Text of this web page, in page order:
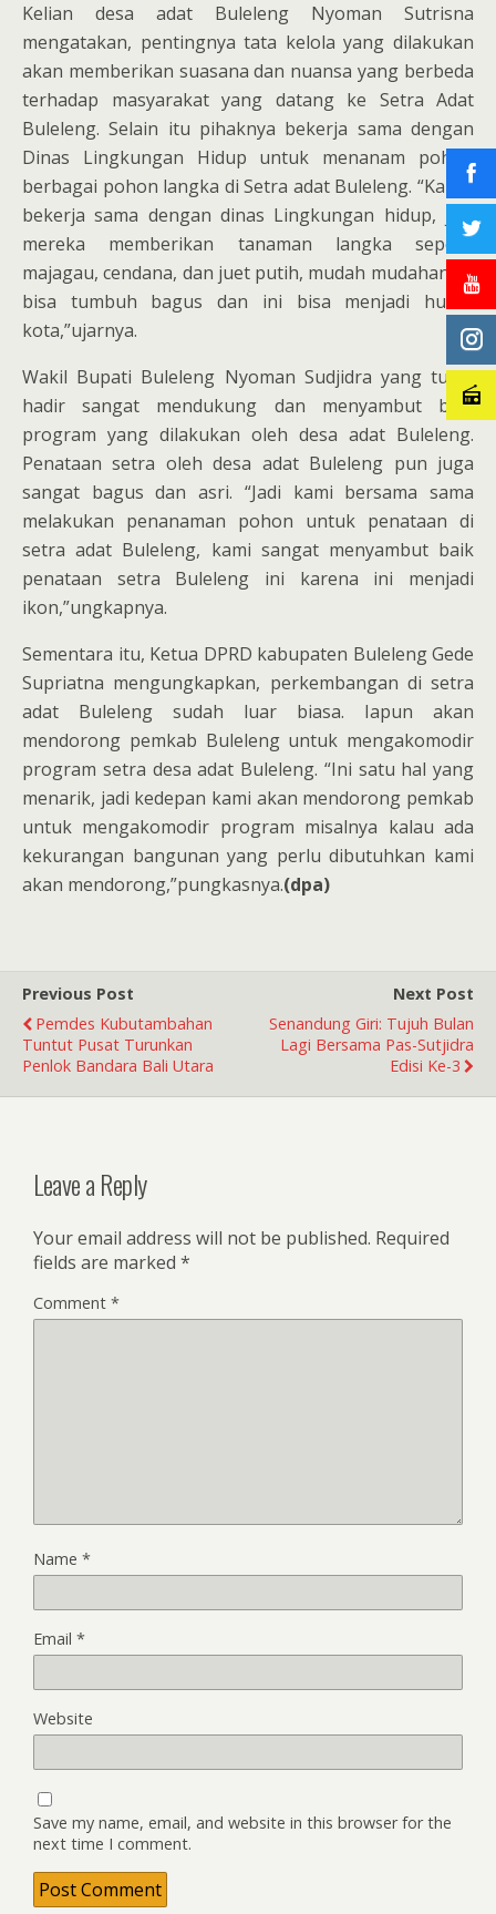
Kelian desa adat Buleleng Nyoman Sutrisna
mengatakan, pentingnya tata kelola yang dilakukan
akan memberikan suasana dan nuansa yang berbeda
terhadap masyarakat yang datang ke Setra Adat
Buleleng. Selain itu pihaknya bekerja sama dengan
Dinas Lingkungan Hidup untuk menanam pohon
berbagai pohon langka di Setra adat Buleleng. “Kamis
bekerja sama dengan dinas Lingkungan hidup, jadi
mereka memberikan tanaman langka seperti
majagau, cendana, dan juet putih, mudah mudahan ini
bisa tumbuh bagus dan ini bisa menjadi hutan
kota,”ujarnya.
Wakil Bupati Buleleng Nyoman Sudjidra yang turut
hadir sangat mendukung dan menyambut baik
program yang dilakukan oleh desa adat Buleleng.
Penataan setra oleh desa adat Buleleng pun juga
sangat bagus dan asri. “Jadi kami bersama sama
melakukan penanaman pohon untuk penataan di
setra adat Buleleng, kami sangat menyambut baik
penataan setra Buleleng ini karena ini menjadi
ikon,”ungkapnya.
Sementara itu, Ketua DPRD kabupaten Buleleng Gede
Supriatna mengungkapkan, perkembangan di setra
adat Buleleng sudah luar biasa. Iapun akan
mendorong pemkab Buleleng untuk mengakomodir
program setra desa adat Buleleng. “Ini satu hal yang
menarik, jadi kedepan kami akan mendorong pemkab
untuk mengakomodir program misalnya kalau ada
kekurangan bangunan yang perlu dibutuhkan kami
akan mendorong,”pungkasnya.(dpa)
Previous Post
Pemdes Kubutambahan
Tuntut Pusat Turunkan
Penlok Bandara Bali Utara
Next Post
Senandung Giri: Tujuh Bulan
Lagi Bersama Pas-Sutjidra
Edisi Ke-3
Leave a Reply
Your email address will not be published. Required
fields are marked *
Comment *
Name *
Email *
Website
Save my name, email, and website in this browser for the
next time I comment.